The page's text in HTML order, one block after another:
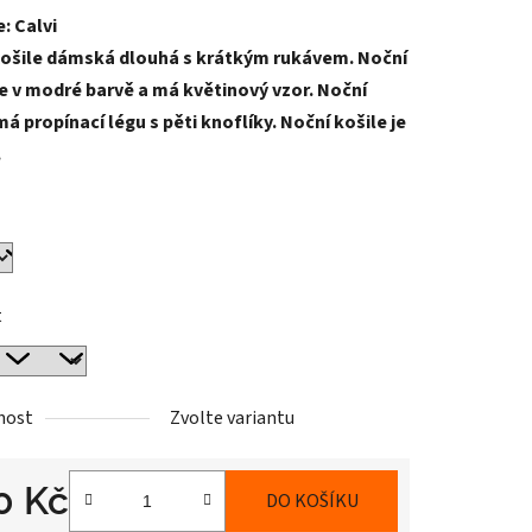
Calvi
dámská dlouhá s krátkým rukávem. Noční
v modré barvě a má květinový vzor. Noční
propínací légu s pěti knoflíky. Noční košile je
Zvolte variantu
Kč DO KOŠÍKU